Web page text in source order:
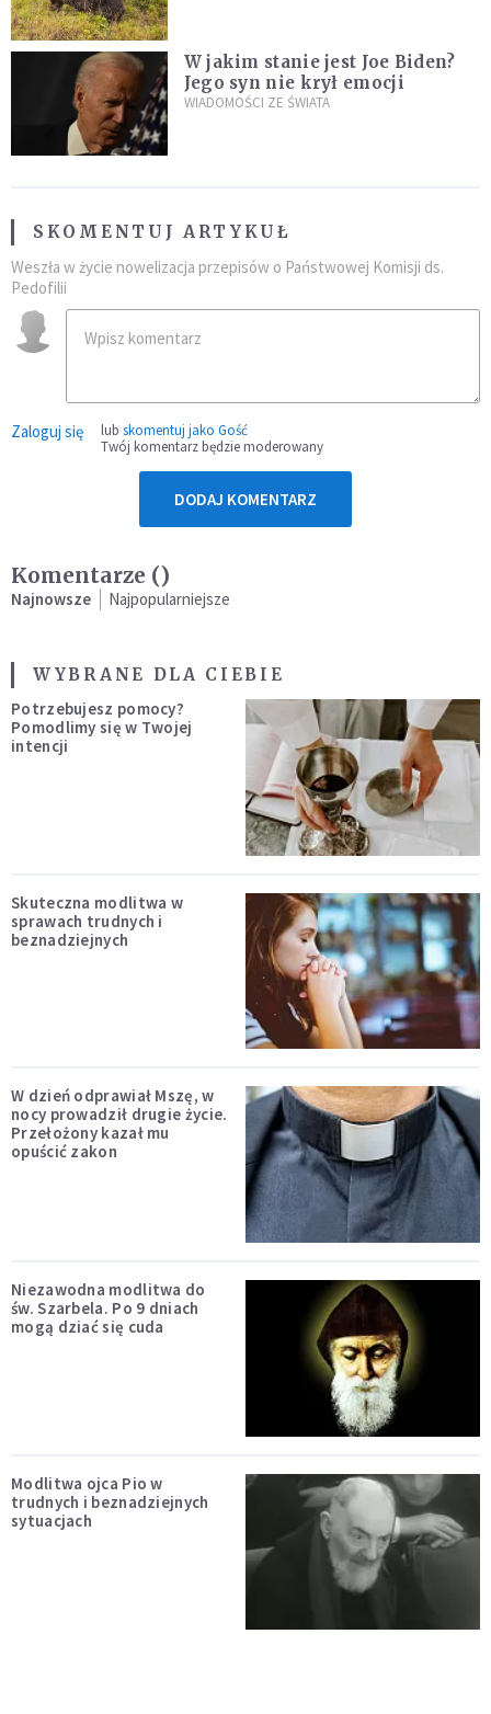
W jakim stanie jest Joe Biden?
Jego syn nie krył emocji
WIADOMOŚCI ZE ŚWIATA
SKOMENTUJ ARTYKUŁ
Weszła w życie nowelizacja przepisów o Państwowej Komisji ds.
Pedofilii
Zaloguj się lub skomentuj jako Gość
Twój komentarz będzie moderowany
DODAJ KOMENTARZ
Komentarze ()
Najnowsze Najpopularniejsze
WYBRANE DLA CIEBIE
Potrzebujesz pomocy?
Pomodlimy się w Twojej
intencji
Skuteczna modlitwa w
sprawach trudnych i
beznadziejnych
W dzień odprawiał Mszę, w
nocy prowadził drugie życie.
Przełożony kazał mu
opuścić zakon
Niezawodna modlitwa do
św. Szarbela. Po 9 dniach
mogą dziać się cuda
Modlitwa ojca Pio w
trudnych i beznadziejnych
sytuacjach